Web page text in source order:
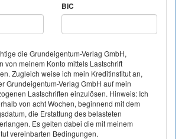
BIC
die Grundeigentum-Verlag GmbH,
von meinem Konto mittels Lastschrift
Zugleich weise ich mein Kreditinstitut an,
Grundeigentum-Verlag GmbH auf mein
Lastschriften einzulösen. Hinweis: Ich
von acht Wochen, beginnend mit dem
die Erstattung des belasteten
Es gelten dabei die mit meinem
vereinbarten Bedingungen.